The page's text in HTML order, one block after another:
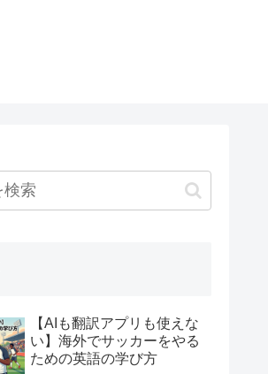
【AIも翻訳アプリも使えな
い】海外でサッカーをやる
ための英語の学び方